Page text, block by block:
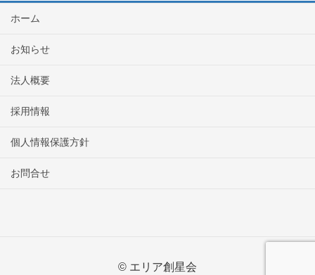
ホーム
お知らせ
法人概要
採用情報
個人情報保護方針
お問合せ
© エリア創星会